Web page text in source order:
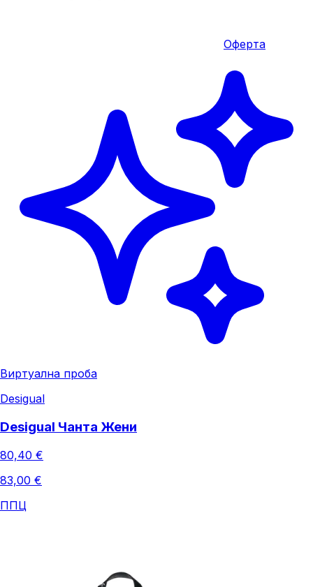
Оферта
Виртуална проба
Desigual
Desigual Чанта Жени
80,40 €
83,00 €
ППЦ